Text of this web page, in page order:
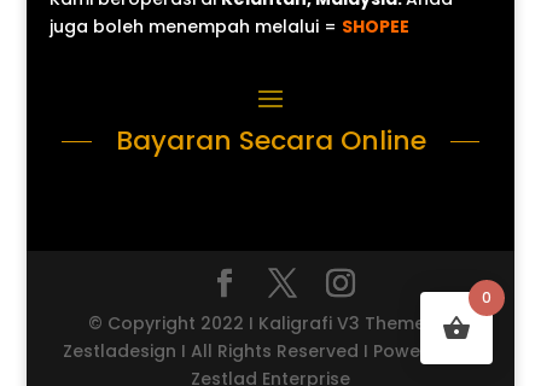
juga boleh menempah melalui = SHOPEE
Bayaran Secara Online
© Copyright 2022 I Kaligrafi V3 Theme by
Zestladesign I All Rights Reserved I Powered by
Zestlad Enterprise
0